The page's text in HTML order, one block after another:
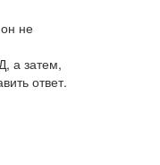
не
а затем,
ответ.